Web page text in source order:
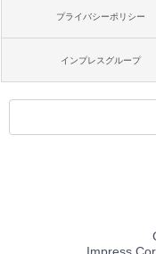
プライバシーポリシー
インプレスグループ